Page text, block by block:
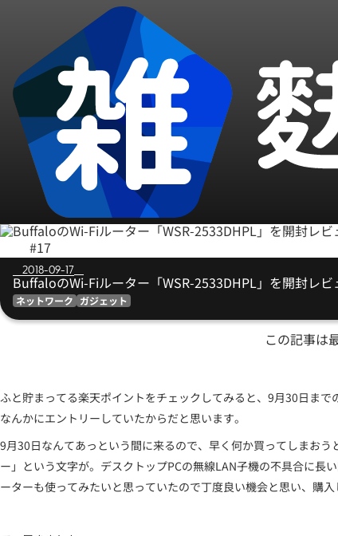
#17
2018-09-17
BuffaloのWi-Fiルーター「WSR-2533DHPL」を開封レビ
ネットワーク ガジェット
この記事は
ふと貯まってる楽天ポイントをチェックしてみると、9月30日ま
なんかにエントリーしていたからだと思います。
9月30日なんてあっという間に来るので、早く何か買ってしまお
ー」という文字が。デスクトップPCの無線LAN子機の不具合に長
ーターも使ってみたいと思っていたので丁度良い機会と思い、購入